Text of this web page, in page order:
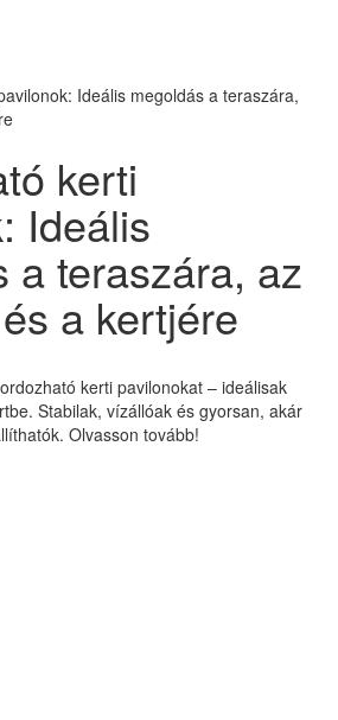
Ideális megoldás a teraszára,
kerti
Ideális
a teraszára, az
a kertjére
kerti pavilonokat – ideálisak
Stabilak, vízállóak és gyorsan, akár
Olvasson tovább!